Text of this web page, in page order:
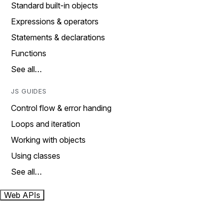
Standard built-in objects
Expressions & operators
Statements & declarations
Functions
See all…
JS GUIDES
Control flow & error handing
Loops and iteration
Working with objects
Using classes
See all…
Web APIs